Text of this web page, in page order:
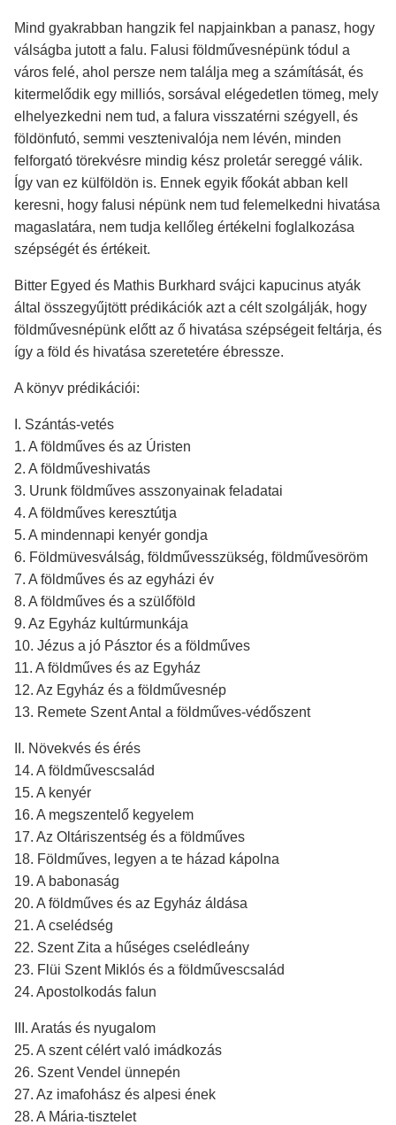
Mind gyakrabban hangzik fel napjainkban a panasz, hogy
válságba jutott a falu. Falusi földművesnépünk tódul a
város felé, ahol persze nem találja meg a számítását, és
kitermelődik egy milliós, sorsával elégedetlen tömeg, mely
elhelyezkedni nem tud, a falura visszatérni szégyell, és
földönfutó, semmi vesztenivalója nem lévén, minden
felforgató törekvésre mindig kész proletár sereggé válik.
Így van ez külföldön is. Ennek egyik főokát abban kell
keresni, hogy falusi népünk nem tud felemelkedni hivatása
magaslatára, nem tudja kellőleg értékelni foglalkozása
szépségét és értékeit.
Bitter Egyed és Mathis Burkhard svájci kapucinus atyák
által összegyűjtött prédikációk azt a célt szolgálják, hogy
földművesnépünk előtt az ő hivatása szépségeit feltárja, és
így a föld és hivatása szeretetére ébressze.
A könyv prédikációi:
I. Szántás-vetés
1. A földműves és az Úristen
2. A földműveshivatás
3. Urunk földműves asszonyainak feladatai
4. A földműves keresztútja
5. A mindennapi kenyér gondja
6. Földmüvesválság, földművesszükség, földművesöröm
7. A földműves és az egyházi év
8. A földműves és a szülőföld
9. Az Egyház kultúrmunkája
10. Jézus a jó Pásztor és a földműves
11. A földműves és az Egyház
12. Az Egyház és a földművesnép
13. Remete Szent Antal a földműves-védőszent
II. Növekvés és érés
14. A földművescsalád
15. A kenyér
16. A megszentelő kegyelem
17. Az Oltáriszentség és a földműves
18. Földműves, legyen a te házad kápolna
19. A babonaság
20. A földműves és az Egyház áldása
21. A cselédség
22. Szent Zita a hűséges cselédleány
23. Flüi Szent Miklós és a földművescsalád
24. Apostolkodás falun
III. Aratás és nyugalom
25. A szent célért való imádkozás
26. Szent Vendel ünnepén
27. Az imafohász és alpesi ének
28. A Mária-tisztelet